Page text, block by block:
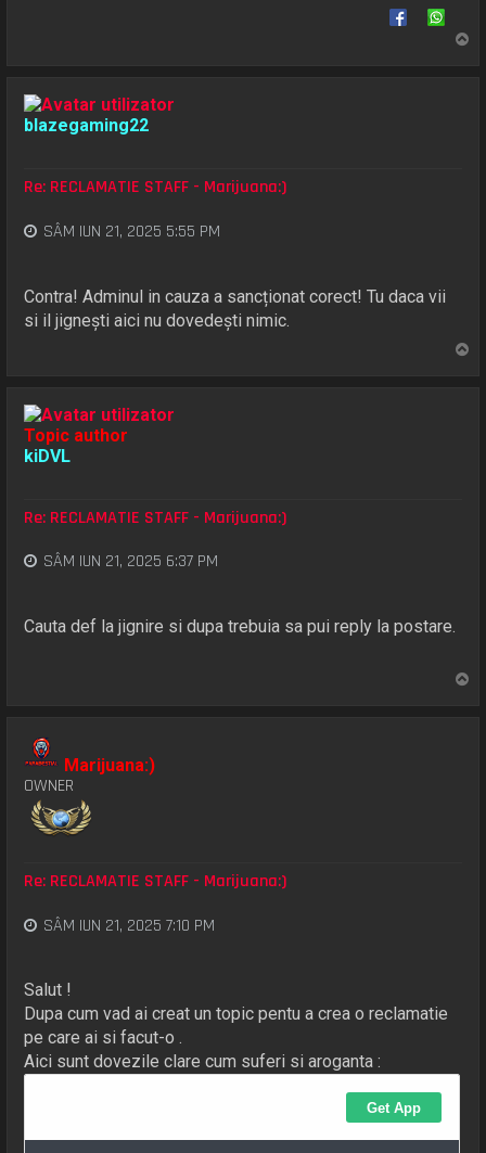
blazegaming22
Re: RECLAMATIE STAFF - Marijuana:)
SÂM IUN 21, 2025 5:55 PM
Contra! Adminul in cauza a sancționat corect! Tu daca vii
si il jignești aici nu dovedești nimic.
Topic author
kiDVL
Re: RECLAMATIE STAFF - Marijuana:)
SÂM IUN 21, 2025 6:37 PM
Cauta def la jignire si dupa trebuia sa pui reply la postare.
Marijuana:)
OWNER
Re: RECLAMATIE STAFF - Marijuana:)
SÂM IUN 21, 2025 7:10 PM
Salut !
Dupa cum vad ai creat un topic pentu a crea o reclamatie
pe care ai si facut-o .
Aici sunt dovezile clare cum suferi si aroganta :